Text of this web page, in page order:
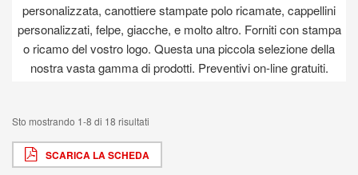
personalizzata, canottiere stampate polo ricamate, cappellini
personalizzati, felpe, giacche, e molto altro. Forniti con stampa
o ricamo del vostro logo. Questa una piccola selezione della
nostra vasta gamma di prodotti. Preventivi on-line gratuiti.
Sto mostrando 1-8 di 18 risultati
SCARICA LA SCHEDA